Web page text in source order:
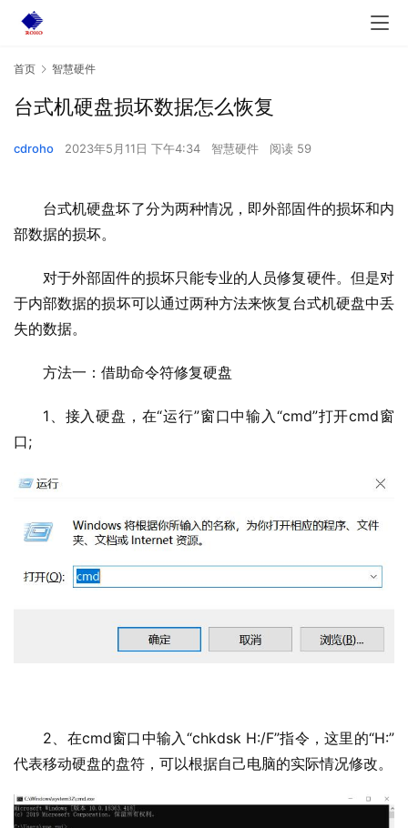
首页 智慧硬件
台式机硬盘损坏数据怎么恢复
cdroho 2023年5月11日 下午4:34 智慧硬件 阅读 59
台式机硬盘坏了分为两种情况，即外部固件的损坏和内
部数据的损坏。
对于外部固件的损坏只能专业的人员修复硬件。但是对
于内部数据的损坏可以通过两种方法来恢复台式机硬盘中丢
失的数据。
方法一：借助命令符修复硬盘
1、接入硬盘，在“运行”窗口中输入“cmd”打开cmd窗
口;
2、在cmd窗口中输入“chkdsk H:/F”指令，这里的“H:”
代表移动硬盘的盘符，可以根据自己电脑的实际情况修改。